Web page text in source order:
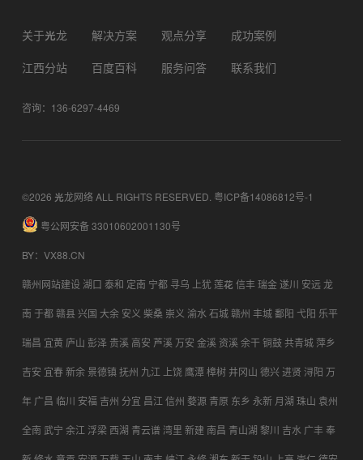
关于光龙 解决方案 观点分享
成功案例
江西分站
百度百科 服务问答 联系我们
咨询：136-6297-4469
©2026 光龙网络 ALL RIGHTS RESERVED. 粤ICP备14086812号-1
粤公网安备 33010602001130号
BY： VX88.CN
赣州网站建设 湖口 泰和 定南 宁都 寻乌 上犹莲花 信丰瑞金遂川 安远 龙
南 于都赣县 兴国 大余 安义 柴桑 崇义 渝水石城赣州 丰城鄱阳 弋阳 乐平
瑞昌 宜黄 庐山 彭泽 贵溪 高安 芦溪 万安 金溪 资溪余干铜鼓共青城萍乡
吉安 宜春新余 景德镇抚州 九江 上饶 鹰潭 樟树 井冈山 德兴进贤 浔阳 万
年 广昌 临川 安福 吉州 分宜 昌江 信州 婺源 青原 东乡 永新 月湖 珠山 袁州
全南 武宁 余江 浮梁 西湖 青云谱 湾里 新建 南昌 青山湖 黎川 吉水 广丰 奉